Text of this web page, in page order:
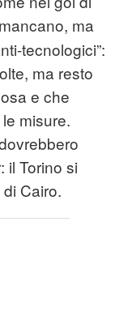
ma
tecnologici”:
ma resto
e che
misure.
il Torino si
Cairo.